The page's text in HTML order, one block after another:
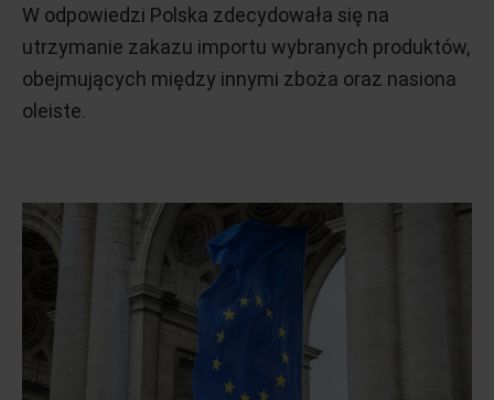
W odpowiedzi Polska zdecydowała się na
utrzymanie zakazu importu wybranych produktów,
obejmujących między innymi zboża oraz nasiona
oleiste.